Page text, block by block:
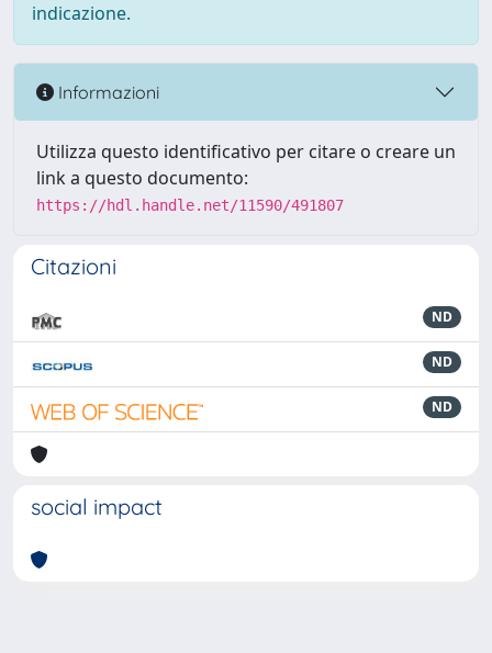
indicazione.
Informazioni
Utilizza questo identificativo per citare o creare un
link a questo documento:
https://hdl.handle.net/11590/491807
Citazioni
ND
ND
ND
social impact